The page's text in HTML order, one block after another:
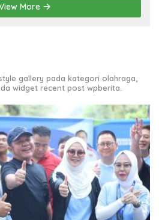
More
gallery pada kategori olahraga,
widget recent post wpberita.